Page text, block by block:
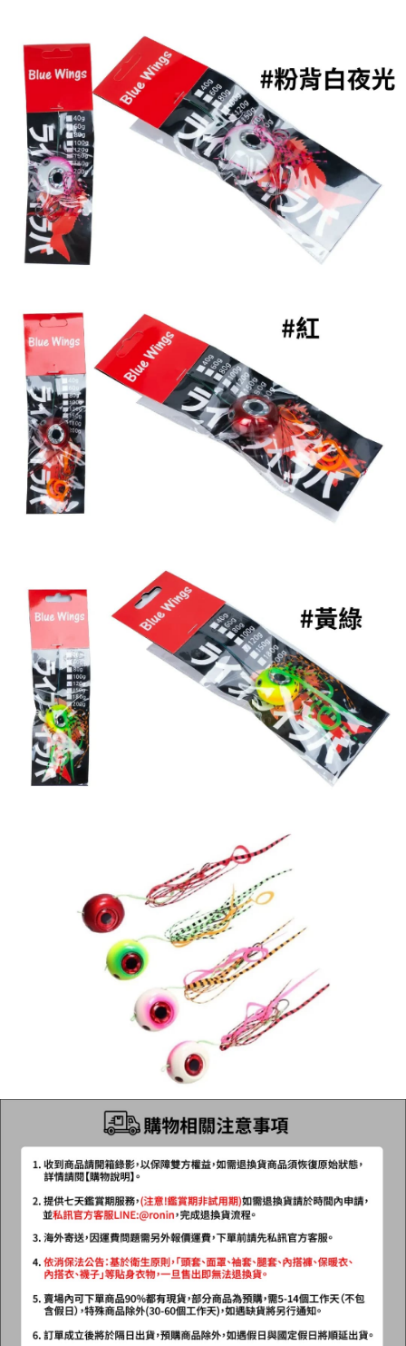
時審查核予不同之上限額度；若仍有額度不足之情形，本公司將視審查結果
請求用戶進行身份認證。
５．嚴禁一人註冊多個帳號或使用他人資訊註冊。若發現惡意使用之情形，
恩沛科技股份有限公司將有權停止該用戶之使用額度並採取法律行動。
每筆NT$200，滿NT$3,000(含以上)免運費
國家/地區配送(**下單前請私訊客服確認實際運費(運費另
計)，訂單才得以成立**)
查看運費